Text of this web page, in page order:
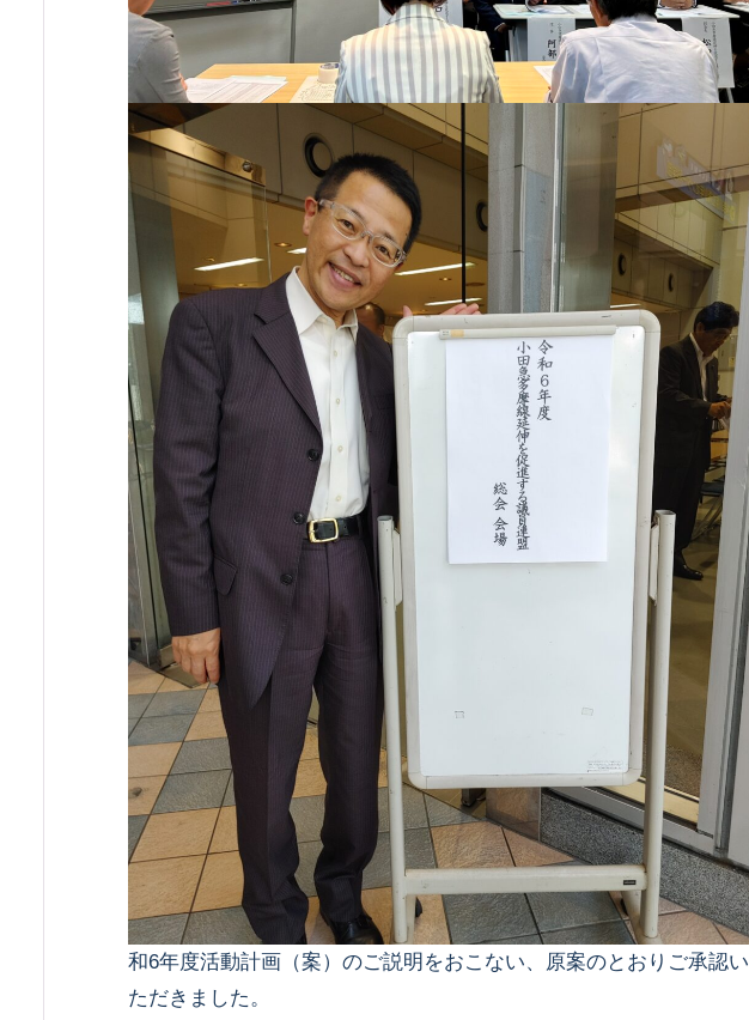
和6年度活動計画（案）のご説明をおこない、原案のとおりご承認い
ただきました。